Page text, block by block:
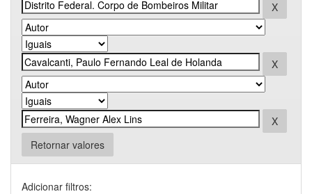
Retornar valores
Adicionar filtros: